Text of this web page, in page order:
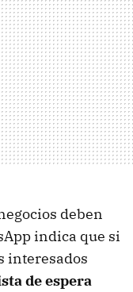
deben
indica que si
interesados
de espera